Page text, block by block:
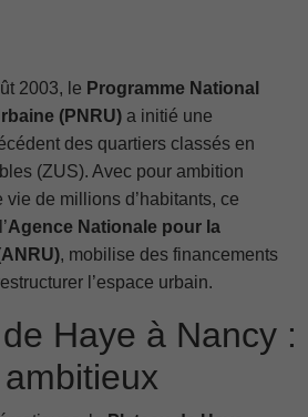
2003, le Programme National
(PNRU) a initié une
des quartiers classés en
(ZUS). Avec pour ambition
vie de millions d’habitants, ce
Agence Nationale pour la
, mobilise des financements
l’espace urbain.
Haye à Nancy :